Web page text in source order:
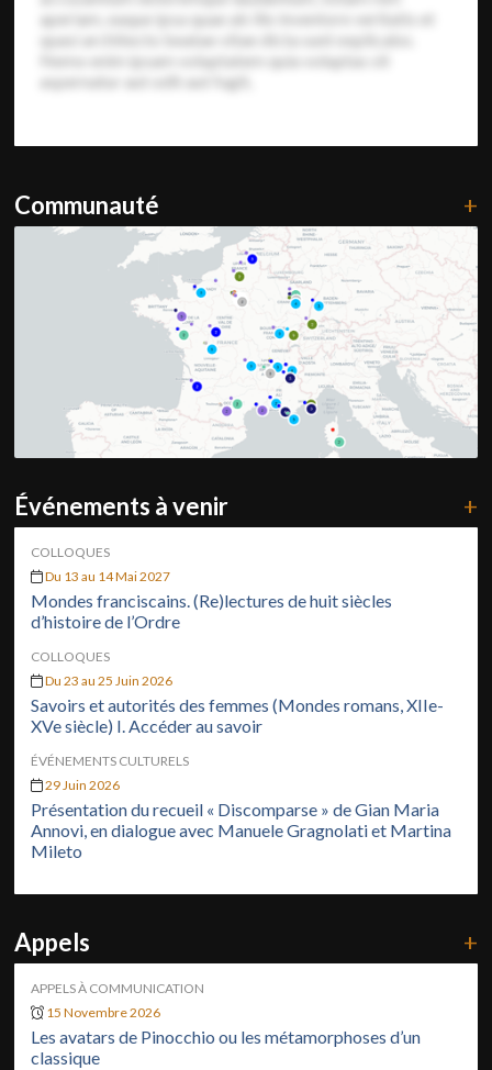
aperiam, eaque ipsa quae ab illo inventore veritatis et
quasi architecto beatae vitae dicta sunt explicabo.
Nemo enim ipsam voluptatem quia voluptas sit
aspernatur aut odit aut fugit,
Communauté +
Événements à venir +
COLLOQUES
Du 13 au 14 Mai 2027
Mondes franciscains. (Re)lectures de huit siècles
d’histoire de l’Ordre
COLLOQUES
Du 23 au 25 Juin 2026
Savoirs et autorités des femmes (Mondes romans, XIIe-
XVe siècle) I. Accéder au savoir
ÉVÉNEMENTS CULTURELS
29 Juin 2026
Présentation du recueil « Discomparse » de Gian Maria
Annovi, en dialogue avec Manuele Gragnolati et Martina
Mileto
Appels +
APPELS À COMMUNICATION
15 Novembre 2026
Les avatars de Pinocchio ou les métamorphoses d’un
classique